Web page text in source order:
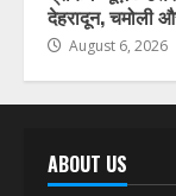
देहरादून, चमोली
August 6, 2026
ABOUT US